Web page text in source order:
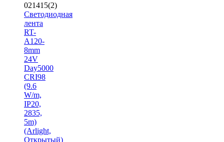
021415(2)
Светодиодная
лента
RT-
A120-
8mm
24V
Day5000
CRI98
(9.6
W/m,
IP20,
2835,
5m)
(Arlight,
Открытый)